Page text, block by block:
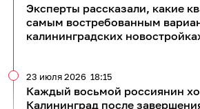
Эксперты рассказали, какие
самым востребованным
калининградских
Каждый восьмой россиянин
Калининград после
23 июля 2026 18:15